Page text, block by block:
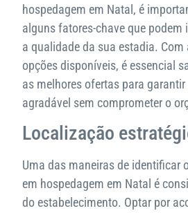
hospedagem em Natal, é
alguns fatores-chave que podem
a qualidade da sua estadia. Com
opções disponíveis, é essencial
as melhores ofertas para
agradável sem comprometer o
Localização
Uma das maneiras de identificar
em hospedagem em Natal é
do estabelecimento. Optar por